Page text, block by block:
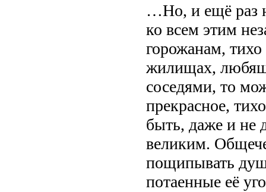
…Но, и ещё раз
ко всем этим
горожанам,
жилищах,
соседями, то
прекрасное,
быть, даже и не
великим.
пощипывать
потаенные её